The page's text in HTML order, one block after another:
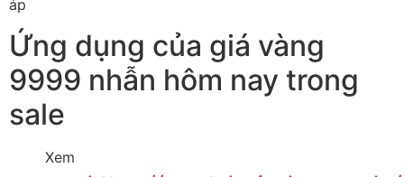
áp
Ứng dụng của giá vàng
9999 nhẫn hôm nay trong
sale
Xem